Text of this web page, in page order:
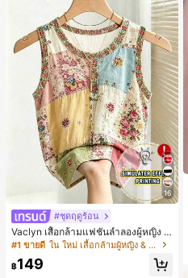
16
#ชุดฤดูร้อน
Vaclyn เสื้อกล้ามแฟชั่นลำลองผู้หญิง ล
ายแพตช์เวิร์ก แขนกุด คอกลม ติดกระดุ
#1 ขายดี ใน ใหม่ เสื้อกล้ามผู้หญิง & Camis
฿149